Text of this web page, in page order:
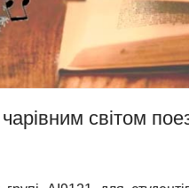
чарівним світом